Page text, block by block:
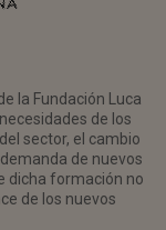
la Fundación Luca
de los
sector, el cambio
de nuevos
dicha formación no
de los nuevos